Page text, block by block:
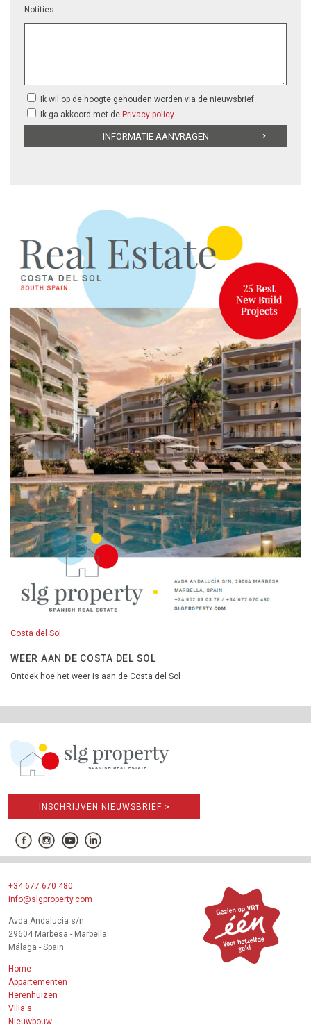
Notities
Ik wil op de hoogte gehouden worden via de nieuwsbrief
Ik ga akkoord met de Privacy policy
Costa del Sol
WEER AAN DE COSTA DEL SOL
Ontdek hoe het weer is aan de Costa del Sol
INSCHRIJVEN NIEUWSBRIEF >
+34 677 670 480
info@slgproperty.com
Avda Andalucia s/n
29604 Marbesa - Marbella
Málaga - Spain
Home
Appartementen
Herenhuizen
Villa's
Nieuwbouw